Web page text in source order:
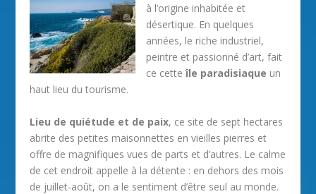
à l’origine inhabitée et
désertique. En quelques
années, le riche industriel,
peintre et passionné d’art, fait
ce cetteîle paradisiaque un
haut lieu du tourisme.
Lieu de quiétude et de paix, ce site de sept hectares
abrite des petites maisonnettes en vieilles pierres et
offre de magnifiques vues de parts et d’autres. Le calme
de cet endroit appelle à la détente : en dehors des mois
de juillet-août, on a le sentiment d’être seul au monde.